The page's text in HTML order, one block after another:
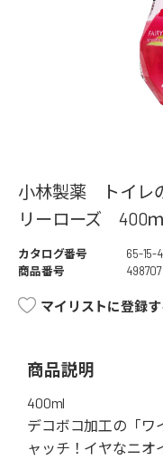
小林製薬 トイレ
リーローズ 400
カタログ番号
65-15-
商品番号
マイリストに登録す
商品説明
400ml
デコボコ加工の「ワ
ャッチ！イヤなニオ